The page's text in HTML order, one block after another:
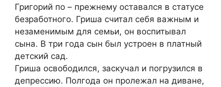
Григорий по – прежнему оставался в статусе
безработного. Гриша считал себя важным и
незаменимым для семьи, он воспитывал
сына. В три года сын был устроен в платный
детский сад.
Гриша освободился, заскучал и погрузился в
депрессию. Полгода он пролежал на диване,